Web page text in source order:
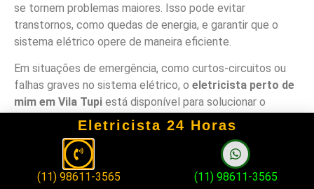
se tornem problemas maiores. Isso pode evitar
transtornos, como quedas de energia, e garantir que o
sistema elétrico opere de maneira eficiente.
Em situações de emergência, como curtos-circuitos ou
falhas graves no sistema elétrico, o eletricista perto de
mim em Vila Tupi está disponível para solucionar o
problema rapidamente, garantindo a segurança do imóvel
e restabelecendo o funcionamento da rede elétrica.
Serviços Elétricos
Eletricista 24 Horas
(11) 98611-3565 (11) 98611-3565